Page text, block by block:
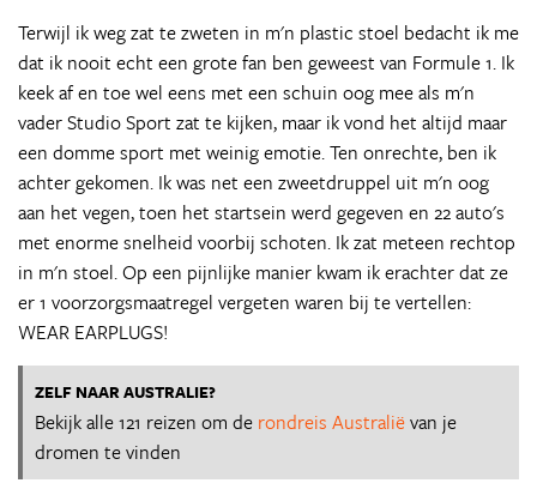
Terwijl ik weg zat te zweten in m'n plastic stoel bedacht ik me
dat ik nooit echt een grote fan ben geweest van Formule 1. Ik
keek af en toe wel eens met een schuin oog mee als m'n
vader Studio Sport zat te kijken, maar ik vond het altijd maar
een domme sport met weinig emotie. Ten onrechte, ben ik
achter gekomen. Ik was net een zweetdruppel uit m'n oog
aan het vegen, toen het startsein werd gegeven en 22 auto's
met enorme snelheid voorbij schoten. Ik zat meteen rechtop
in m'n stoel. Op een pijnlijke manier kwam ik erachter dat ze
er 1 voorzorgsmaatregel vergeten waren bij te vertellen:
WEAR EARPLUGS!
ZELF NAAR AUSTRALIE?
Bekijk alle 121 reizen om de rondreis Australiëvan je
dromen te vinden